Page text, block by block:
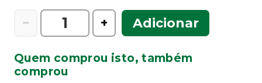
−
Quantidade
Anticáries
Kit
+ Adicionar
Quem comprou isto, também
comprou